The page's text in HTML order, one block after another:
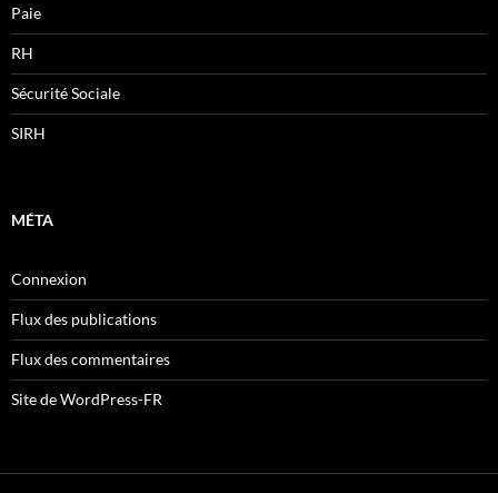
Paie
RH
Sécurité Sociale
SIRH
MÉTA
Connexion
Flux des publications
Flux des commentaires
Site de WordPress-FR